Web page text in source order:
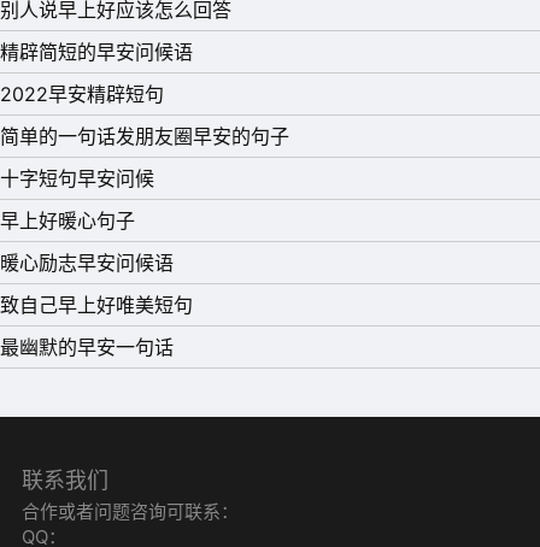
11、人性一个最特别的弱点就是：在意别人如何看待自己。
别人说早上好应该怎么回答
精辟简短的早安问候语
2022早安精辟短句
简单的一句话发朋友圈早安的句子
十字短句早安问候
早上好暖心句子
暖心励志早安问候语
致自己早上好唯美短句
最幽默的早安一句话
联系我们
合作或者问题咨询可联系：
QQ：